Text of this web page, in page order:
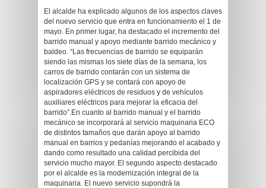
El alcalde ha explicado algunos de los aspectos claves
del nuevo servicio que entra en funcionamiento el 1 de
mayo. En primer lugar, ha destacado el incremento del
barrido manual y apoyo mediante barrido mecánico y
baldeo. “Las frecuencias de barrido se equiparán
siendo las mismas los siete días de la semana, los
carros de barrido contarán con un sistema de
localización GPS y se contará con apoyo de
aspiradores eléctricos de residuos y de vehículos
auxiliares eléctricos para mejorar la eficacia del
barrido”.En cuanto al barrido manual y el barrido
mecánico se incorporará al servicio maquinaria ECO
de distintos tamaños que darán apoyo al barrido
manual en barrios y pedanías mejorando el acabado y
dando como resultado una calidad percibida del
servicio mucho mayor. El segundo aspecto destacado
por el alcalde es la modernización integral de la
maquinaria. El nuevo servicio supondrá la